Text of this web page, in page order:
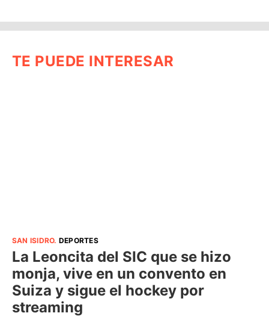
TE PUEDE INTERESAR
SAN ISIDRO. DEPORTES
La Leoncita del SIC que se hizo
monja, vive en un convento en
Suiza y sigue el hockey por
streaming